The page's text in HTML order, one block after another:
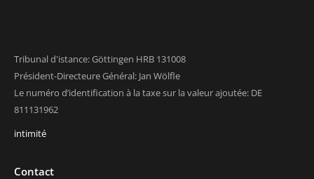
Tribunal d'istance: Göttingen HRB 131008
Président-Directeure Général: Jan Wölfle
Le numéro d’identification à la taxe sur la valeur ajoutée: DE
811131962
intimité
Contact